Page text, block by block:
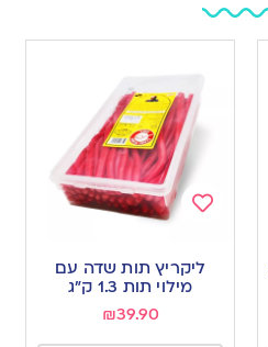
wishlist
ליקריץ תות שדה עם
מילוי תות 1.3 ק”ג
₪39.90